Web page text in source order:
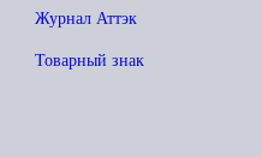
Журнал Аттэк
Товарный знак